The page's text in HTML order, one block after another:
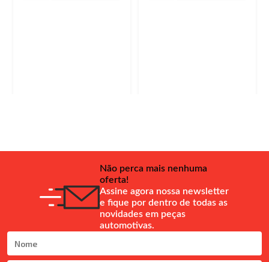
Não perca mais nenhuma
oferta!
Assine agora nossa newsletter
e fique por dentro de todas as
novidades em peças
automotivas.